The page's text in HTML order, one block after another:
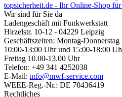
topsicherheit.de - Ihr Online-Shop
Wir sind für Sie da
Ladengeschäft mit Funkwerkstatt
Hirzelstr. 10-12 - 04229 Leipzig
Geschäftszeiten: Montag-Donnerstag
10:00-13:00 Uhr und 15:00-18:00
Freitag 10.00-13.00 Uhr
Telefon: +49 341 4252038
E-Mail: info@mwf-service.com
WEEE-Reg.-Nr.: DE 70436419
Rechtliches